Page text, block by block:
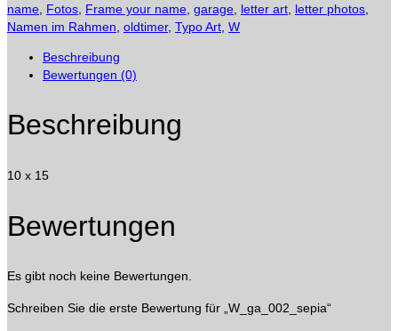
name Fotos Frame your name garage letter art letter photos
Namen im Rahmen oldtimer, Typo Art W
Beschreibung
Bewertungen (0)
Beschreibung
10 x 15
Bewertungen
Es gibt noch keine Bewertungen.
Schreiben Sie die erste Bewertung für „W_ga_002_sepia“